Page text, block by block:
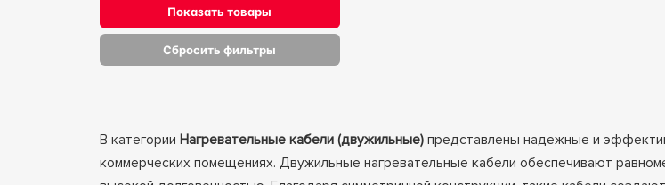
Показать товары
Сбросить фильтры
В категории Нагревательные кабели (двужильные)представлены надежные и
коммерческих помещениях. Двужильные нагревательные кабели обеспечивают